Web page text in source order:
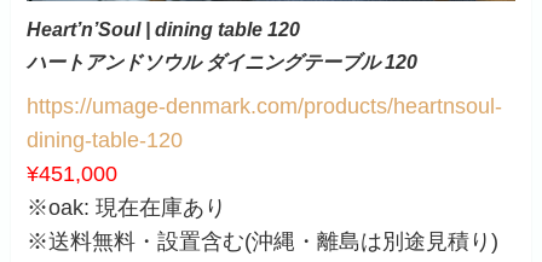
Heart’n’Soul | dining table 120
ハートアンドソウル ダイニングテーブル 120
https://umage-denmark.com/products/heartnsoul-
dining-table-120
¥451,000
※oak: 現在在庫あり
※送料無料・設置含む(沖縄・離島は別途見積り)